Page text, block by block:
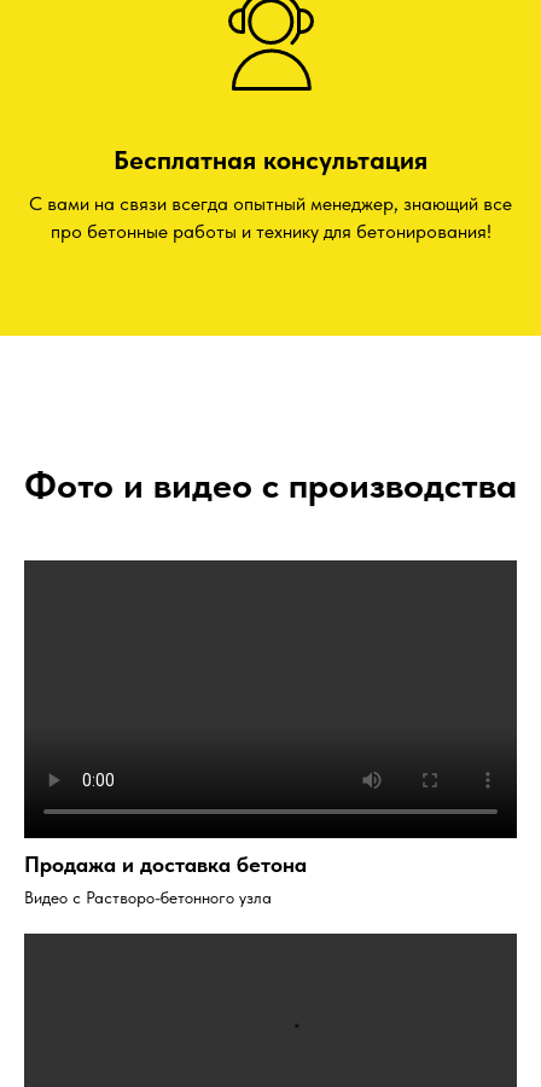
Бесплатная консультация
С вами на связи всегда опытный менеджер, знающий все
про бетонные работы и технику для бетонирования!
Фото и видео с производства
Продажа и доставка бетона
Видео с Растворо-бетонного узла